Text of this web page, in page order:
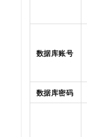
数据库账号
数据库密码